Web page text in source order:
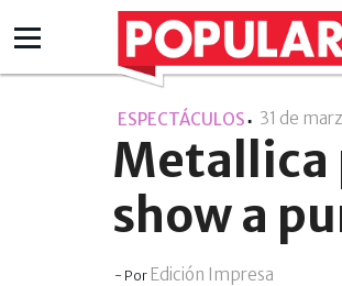
ESPECTÁCULOS 31 de
Metallica
show a
- Por Edición Impresa